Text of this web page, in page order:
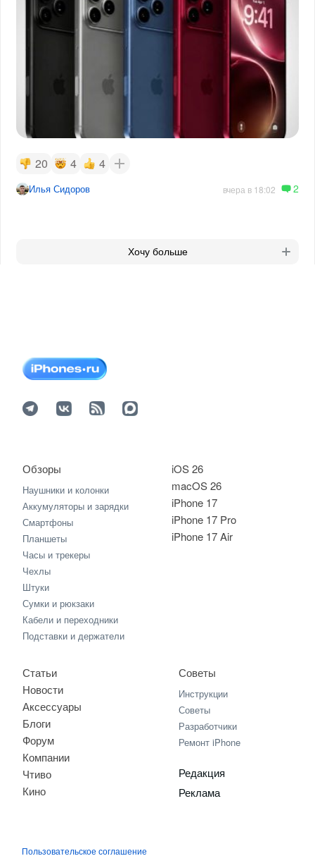
20 4 4
Илья Сидоров вчера в 18:02 2
Хочу больше
iOS 26
macOS 26
iPhone 17
iPhone 17 Pro
iPhone 17 Air
Обзоры
Наушники и колонки
Аккумуляторы и зарядки
Смартфоны
Планшеты
Часы и трекеры
Чехлы
Штуки
Сумки и рюкзаки
Кабели и переходники
Подставки и держатели
Статьи
Новости
Аксессуары
Блоги
Форум
Компании
Чтиво
Кино
Советы
Инструкции
Советы
Разработчики
Ремонт iPhone
Редакция
Реклама
Пользовательское соглашение